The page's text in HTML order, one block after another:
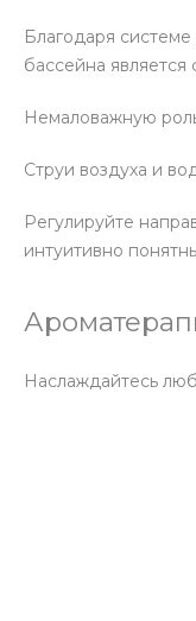
Благодаря
бассейна является
Немаловажную
Струи воздуха и
Регулируйте
интуитивно
Наслаждайтесь